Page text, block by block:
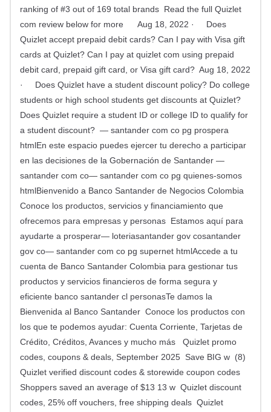
ranking of #3 out of 169 total brands Read the full Quizlet
com review below for more Aug 18, 2022 · Does
Quizlet accept prepaid debit cards? Can I pay with Visa gift
cards at Quizlet? Can I pay at quizlet com using prepaid
debit card, prepaid gift card, or Visa gift card? Aug 18, 2022
· Does Quizlet have a student discount policy? Do college
students or high school students get discounts at Quizlet?
Does Quizlet require a student ID or college ID to qualify for
a student discount? — santander com co pg prospera
htmlEn este espacio puedes ejercer tu derecho a participar
en las decisiones de la Gobernación de Santander —
santander com co— santander com co pg quienes-somos
htmlBienvenido a Banco Santander de Negocios Colombia
Conoce los productos, servicios y financiamiento que
ofrecemos para empresas y personas Estamos aquí para
ayudarte a prosperar— loteriasantander gov cosantander
gov co— santander com co pg supernet htmlAccede a tu
cuenta de Banco Santander Colombia para gestionar tus
productos y servicios financieros de forma segura y
eficiente banco santander cl personasTe damos la
Bienvenida al Banco Santander Conoce los productos con
los que te podemos ayudar: Cuenta Corriente, Tarjetas de
Crédito, Créditos, Avances y mucho más Quizlet promo
codes, coupons & deals, September 2025 Save BIG w (8)
Quizlet verified discount codes & storewide coupon codes
Shoppers saved an average of $13 13 w Quizlet discount
codes, 25% off vouchers, free shipping deals Quizlet